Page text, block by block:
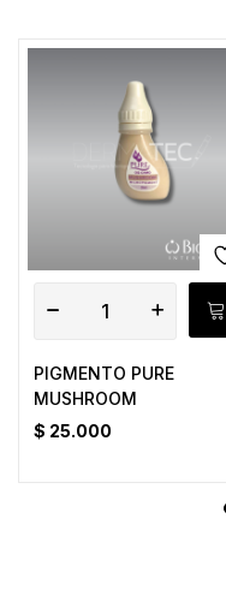
PIGMENTO PURE
MUSHROOM
$ 25.000